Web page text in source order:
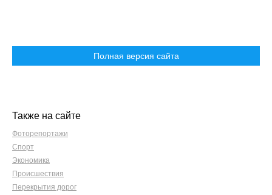
Полная версия сайта
Также на сайте
Фоторепортажи
Спорт
Экономика
Происшествия
Перекрытия дорог